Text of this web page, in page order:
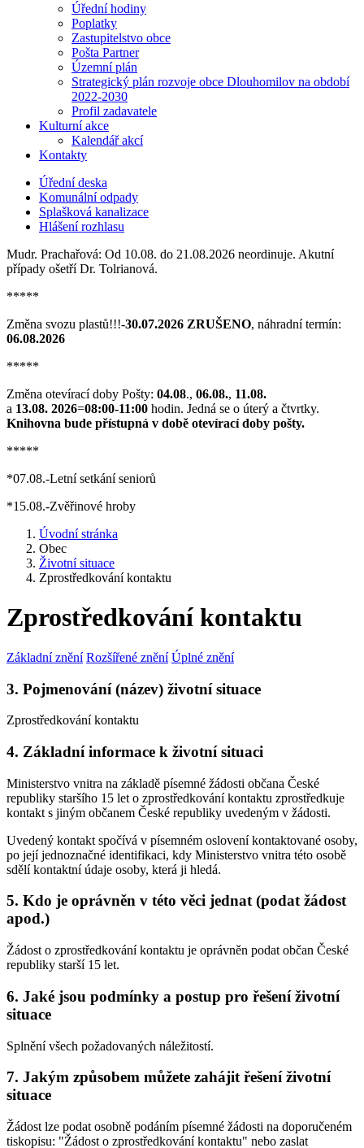
Úřední hodiny
Poplatky
Zastupitelstvo obce
Pošta Partner
Územní plán
Strategický plán rozvoje obce Dlouhomilov na období
2022-2030
Profil zadavatele
Kulturní akce
Kalendář akcí
Kontakty
Úřední deska
Komunální odpady
Splašková kanalizace
Hlášení rozhlasu
Mudr. Prachařová: Od 10.08. do 21.08.2026 neordinuje. Akutní
případy ošetří Dr. Tolrianová.
*****
Změna svozu plastů!!!-30.07.2026 ZRUŠENO, náhradní termín:
06.08.2026
*****
Změna otevírací doby Pošty: 04.08., 06.08., 11.08.
a 13.08. 2026=08:00-11:00 hodin. Jedná se o úterý a čtvrtky.
Knihovna bude přístupná v době otevírací doby pošty.
*****
*07.08.-Letní setkání seniorů
*15.08.-Zvěřinové hroby
Úvodní stránka
Obec
Životní situace
Zprostředkování kontaktu
Zprostředkování kontaktu
Základní znění Rozšířené znění Úplné znění
3. Pojmenování (název) životní situace
Zprostředkování kontaktu
4. Základní informace k životní situaci
Ministerstvo vnitra na základě písemné žádosti občana České
republiky staršího 15 let o zprostředkování kontaktu zprostředkuje
kontakt s jiným občanem České republiky uvedeným v žádosti.
Uvedený kontakt spočívá v písemném oslovení kontaktované osoby,
po její jednoznačné identifikaci, kdy Ministerstvo vnitra této osobě
sdělí kontaktní údaje osoby, která ji hledá.
5. Kdo je oprávněn v této věci jednat (podat žádost
apod.)
Žádost o zprostředkování kontaktu je oprávněn podat občan České
republiky starší 15 let.
6. Jaké jsou podmínky a postup pro řešení životní
situace
Splnění všech požadovaných náležitostí.
7. Jakým způsobem můžete zahájit řešení životní
situace
Žádost lze podat osobně podáním písemné žádosti na doporučeném
tiskopisu: "Žádost o zprostředkování kontaktu" nebo zaslat